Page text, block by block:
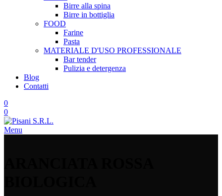
Birre alla spina
Birre in bottiglia
FOOD
Farine
Pasta
MATERIALE D'USO PROFESSIONALE
Bar tender
Pulizia e detergenza
Blog
Contatti
0
0
Menu